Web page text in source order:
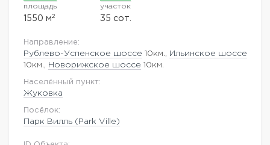
площадь
1550 м2
участок
35 сот.
Направление:
Рублево-Успенское шоссе 10км.,
Ильинское шоссе
10км.,
Новорижское шоссе 10км.
Населённый пункт:
Жуковка
Посёлок:
Парк Вилль (Park Ville)